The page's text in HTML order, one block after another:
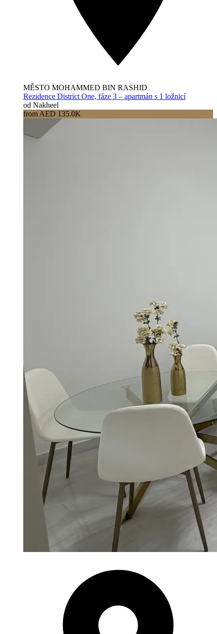
MĚSTO MOHAMMED BIN RASHID
Rezidence District One, fáze 3 – apartmán s 1 ložnicí
od Nakheel
from AED 135.0K